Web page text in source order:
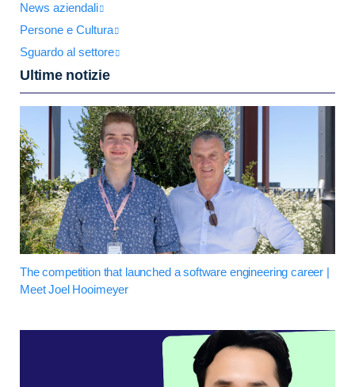
News aziendali
Persone e Cultura
Sguardo al settore
Ultime notizie
The competition that launched a software engineering career |
Meet Joel Hooimeyer